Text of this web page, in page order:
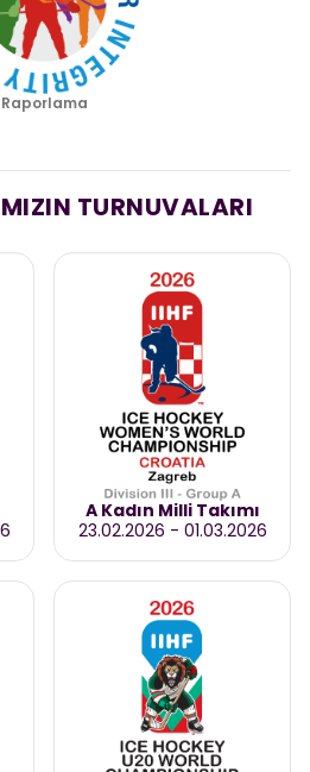
Raporlama
TURNUVALARI
A Kadın Milli Takımı
23.02.2026 - 01.03.2026